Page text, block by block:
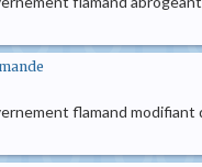
flamand